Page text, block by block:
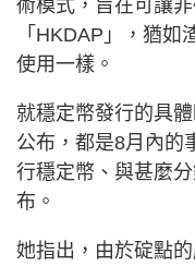
術模式，旨在可讓
「HKDAP」，猶
使用一樣。
就穩定幣發行的具
公布，都是8月內的
行穩定幣、與甚麼
布。
她指出，由於碇點